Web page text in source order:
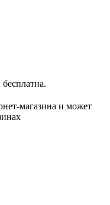
магазина и может